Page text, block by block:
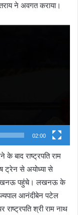
ने अवगत कराया।
02:00
बाद राष्ट्रपति राम
ट्रेन से अयोध्या से
लखनऊ पहुंचे। लखनऊ के
आनंदीबेन पटेल
श्री राम नाथ